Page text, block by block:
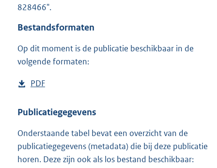
828466".
Bestandsformaten
Op dit moment is de publicatie beschikbaar in de
volgende formaten:
D
w
l
o
a
PDF
s
a
n
d
Publicatiegegevens
Onderstaande tabel bevat een overzicht van de
publicatiegegevens (metadata) die bij deze publicatie
horen. Deze zijn ook als los bestand beschikbaar: